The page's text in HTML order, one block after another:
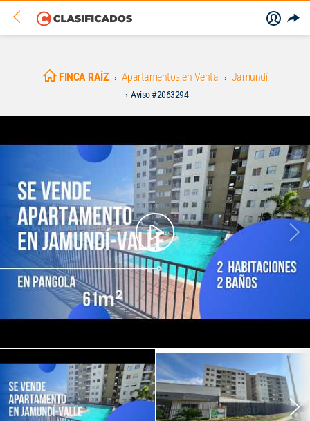
FINCA RAÍZ Apartamentos en Venta Jamundí
Aviso #2063294